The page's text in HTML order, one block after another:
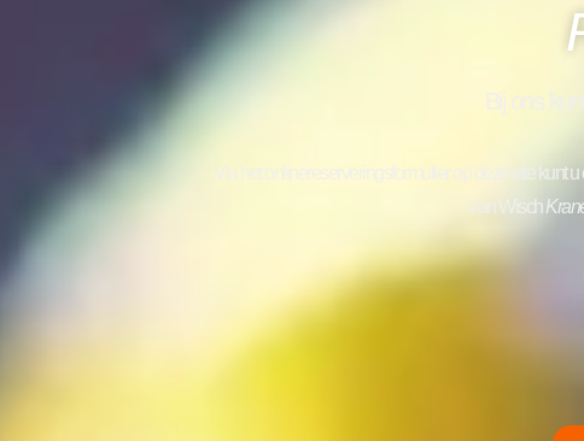
Bij ons
Via het onlinereserveringsformulier op deze site kunt
Van Wisch